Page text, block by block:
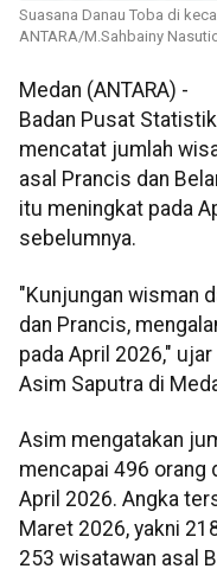
Suasana Danau Toba di
ANTARA/M.Sahbainy
Medan (ANTARA) -
Badan Pusat
mencatat jumlah
asal Prancis dan
itu meningkat pada
sebelumnya.
"Kunjungan wisman
dan Prancis,
pada April 2026,"
Asim Saputra di
Asim mengatakan
mencapai 496 orang
April 2026. Angka
Maret 2026, yakni
253 wisatawan asal